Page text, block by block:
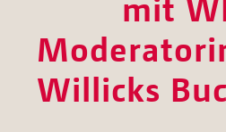
Willicks